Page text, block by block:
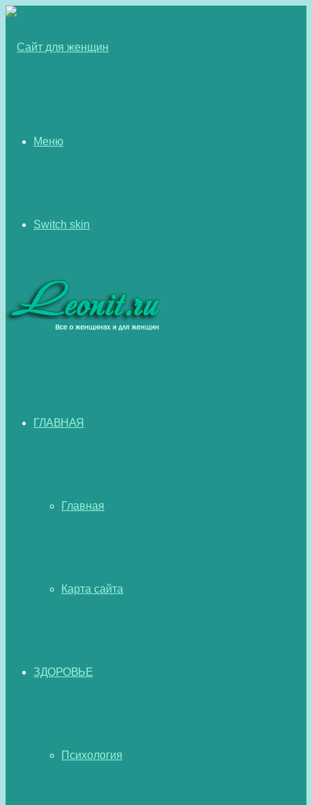
Меню
Switch skin
ГЛАВНАЯ
Главная
Карта сайта
ЗДОРОВЬЕ
Психология